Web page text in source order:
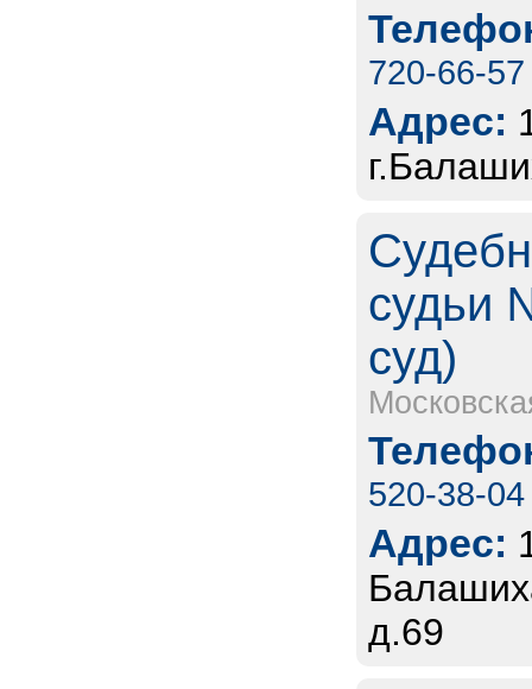
720-66-57
Адрес:
судьи
суд)
520-38-04
Адрес:
д.69